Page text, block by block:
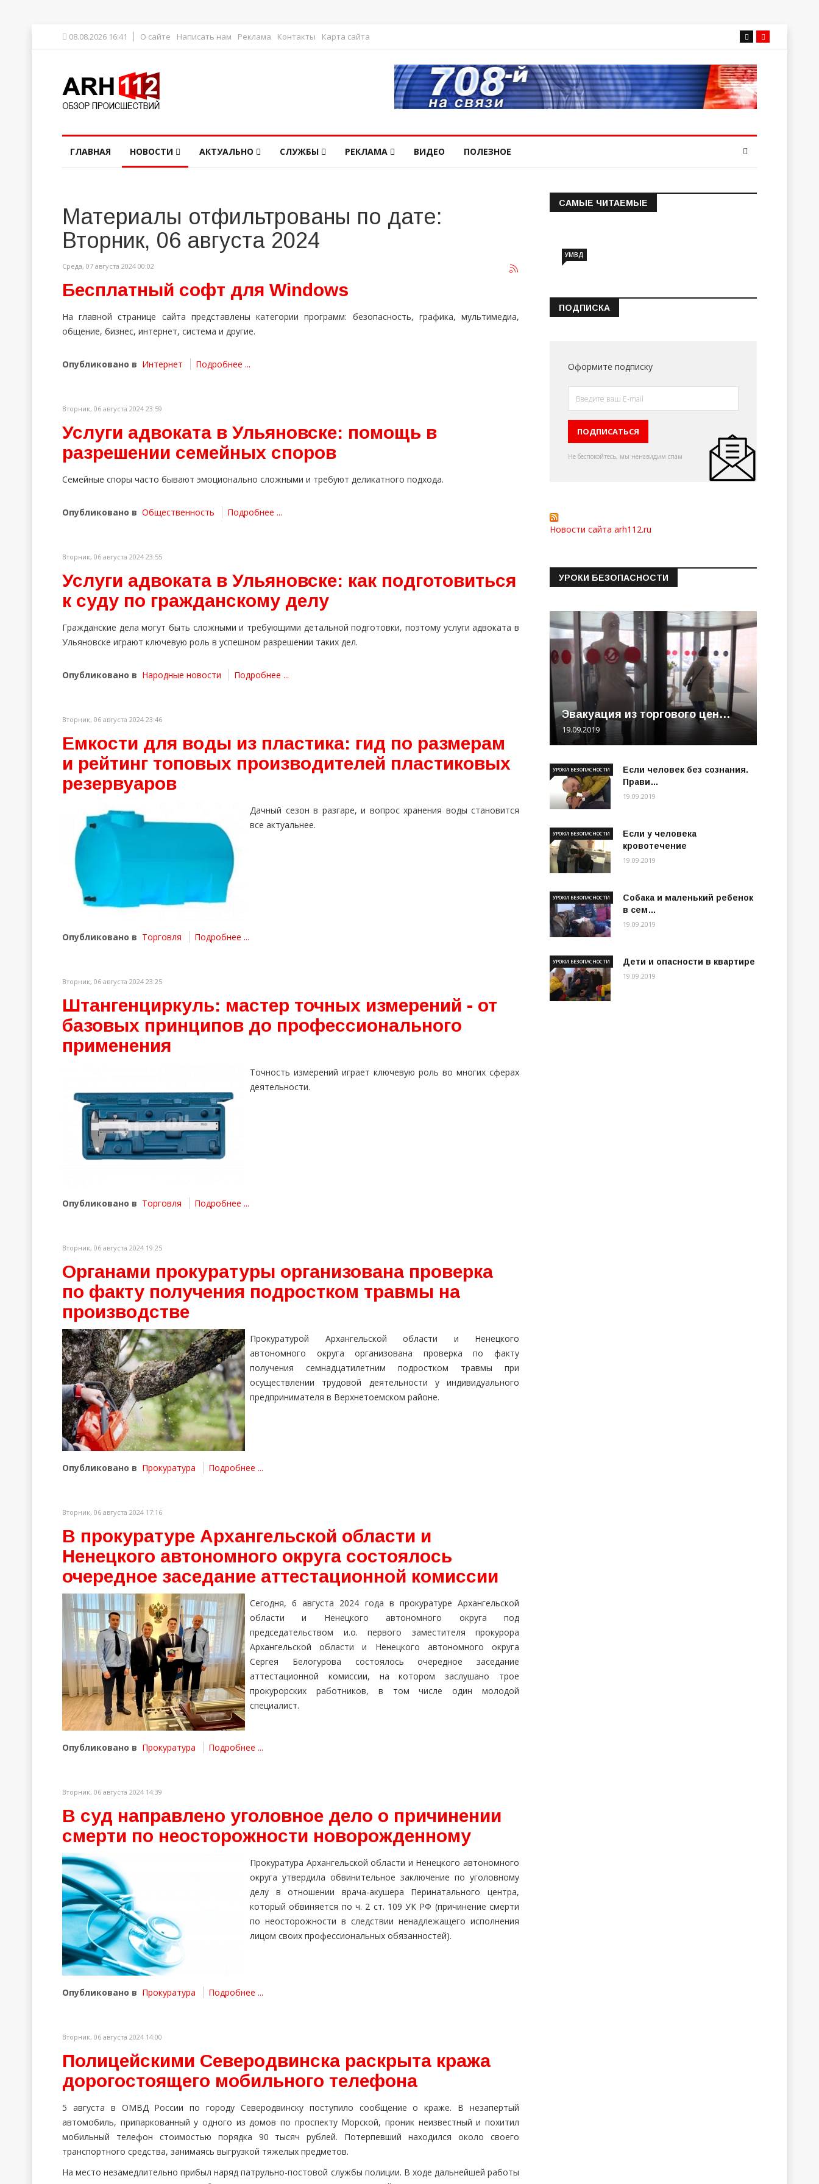
08.08.2026 16:41 О сайте Написать нам Реклама Контакты Карта сайта
ГЛАВНАЯ НОВОСТИ АКТУАЛЬНО СЛУЖБЫ РЕКЛАМА ВИДЕО ПОЛЕЗНОЕ
Материалы отфильтрованы по дате:
Вторник, 06 августа 2024
Среда, 07 августа 2024 00:02
Бесплатный софт для Windows
На главной странице сайта представлены категории программ: безопасность, графика, мультимедиа,
общение, бизнес, интернет, система и другие.
Опубликовано в Интернет Подробнее ...
Вторник, 06 августа 2024 23:59
Услуги адвоката в Ульяновске: помощь в
разрешении семейных споров
Семейные споры часто бывают эмоционально сложными и требуют деликатного подхода.
Опубликовано в Общественность Подробнее ...
Вторник, 06 августа 2024 23:55
Услуги адвоката в Ульяновске: как подготовиться
к суду по гражданскому делу
Гражданские дела могут быть сложными и требующими детальной подготовки, поэтому услуги адвоката в
Ульяновске играют ключевую роль в успешном разрешении таких дел.
Опубликовано в Народные новости Подробнее ...
Вторник, 06 августа 2024 23:46
Емкости для воды из пластика: гид по размерам
и рейтинг топовых производителей пластиковых
резервуаров
Дачный сезон в разгаре, и вопрос хранения воды становится
все актуальнее.
Опубликовано в Торговля Подробнее ...
Вторник, 06 августа 2024 23:25
Штангенциркуль: мастер точных измерений - от
базовых принципов до профессионального
применения
Точность измерений играет ключевую роль во многих сферах
деятельности.
Опубликовано в Торговля Подробнее ...
Вторник, 06 августа 2024 19:25
Органами прокуратуры организована проверка
по факту получения подростком травмы на
производстве
Прокуратурой Архангельской области и Ненецкого
автономного округа организована проверка по факту
получения семнадцатилетним подростком травмы при
осуществлении трудовой деятельности у индивидуального
предпринимателя в Верхнетоемском районе.
Опубликовано в Прокуратура Подробнее ...
Вторник, 06 августа 2024 17:16
В прокуратуре Архангельской области и
Ненецкого автономного округа состоялось
очередное заседание аттестационной комиссии
Сегодня, 6 августа 2024 года в прокуратуре Архангельской
области и Ненецкого автономного округа под
председательством и.о. первого заместителя прокурора
Архангельской области и Ненецкого автономного округа
Сергея Белогурова состоялось очередное заседание
аттестационной комиссии, на котором заслушано трое
прокурорских работников, в том числе один молодой
специалист.
Опубликовано в Прокуратура Подробнее ...
Вторник, 06 августа 2024 14:39
В суд направлено уголовное дело о причинении
смерти по неосторожности новорожденному
Прокуратура Архангельской области и Ненецкого автономного
округа утвердила обвинительное заключение по уголовному
делу в отношении врача-акушера Перинатального центра,
который обвиняется по ч. 2 ст. 109 УК РФ (причинение смерти
по неосторожности в следствии ненадлежащего исполнения
лицом своих профессиональных обязанностей).
Опубликовано в Прокуратура Подробнее ...
Вторник, 06 августа 2024 14:00
Полицейскими Северодвинска раскрыта кража
дорогостоящего мобильного телефона
5 августа в ОМВД России по городу Северодвинску поступило сообщение о краже. В незапертый
автомобиль, припаркованный у одного из домов по проспекту Морской, проник неизвестный и похитил
мобильный телефон стоимостью порядка 90 тысяч рублей. Потерпевший находился около своего
транспортного средства, занимаясь выгрузкой тяжелых предметов.
На место незамедлительно прибыл наряд патрульно-постовой службы полиции. В ходе дальнейшей работы
САМЫЕ ЧИТАЕМЫЕ
Информация о состоянии
УМВД
ПОДПИСКА
Оформите подписку
Не беспокойтесь, мы ненавидим спам
Новости сайта arh112.ru
УРОКИ БЕЗОПАСНОСТИ
Эвакуация из торгового цен…
19.09.2019
Если человек без сознания.
Прави…
УРОКИ БЕЗОПАСНОСТИ
19.09.2019
Если у человека
кровотечение
УРОКИ БЕЗОПАСНОСТИ
19.09.2019
Собака и маленький ребенок
в сем…
УРОКИ БЕЗОПАСНОСТИ
19.09.2019
Дети и опасности в квартире
УРОКИ БЕЗОПАСНОСТИ
19.09.2019